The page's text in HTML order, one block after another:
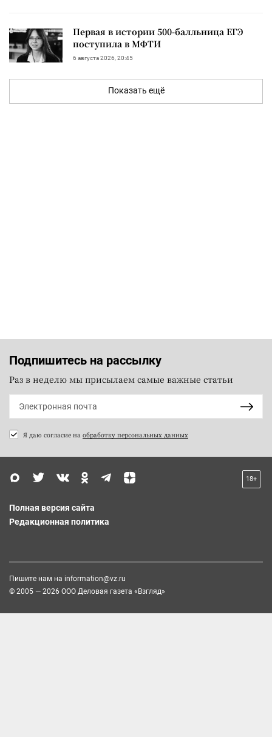
Первая в истории 500-балльница ЕГЭ
поступила в МФТИ
6 августа 2026, 20:45
Показать ещё
Подпишитесь на рассылку
Раз в неделю мы присылаем самые важные статьи
Я даю согласие на обработку персональных данных
18+
Полная версия сайта
Редакционная политика
Пишите нам на information@vz.ru
© 2005 — 2026 ООО Деловая газета «Взгляд»